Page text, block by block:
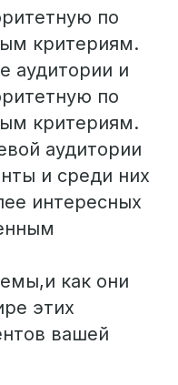
по
критериям.
аудитории и
по
критериям.
аудитории
и среди них
интересных
как они
этих
вашей